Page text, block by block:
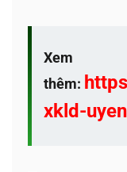
Xem
thêm:
xkld-